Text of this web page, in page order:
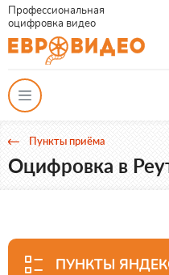
Профессиональная
оцифровка видео
Пункты приёма
Оцифровка в
ПУНКТЫ